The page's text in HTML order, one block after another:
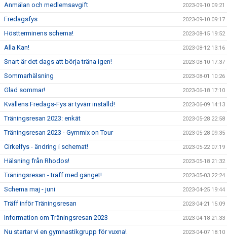
Anmälan och medlemsavgift 2023-09-10 09:21
Fredagsfys 2023-09-10 09:17
Höstterminens schema! 2023-08-15 19:52
Alla Kan! 2023-08-12 13:16
Snart är det dags att börja träna igen! 2023-08-10 17:37
Sommarhälsning 2023-08-01 10:26
Glad sommar! 2023-06-18 17:10
Kvällens Fredags-Fys är tyvärr inställd! 2023-06-09 14:13
Träningsresan 2023: enkät 2023-05-28 22:58
Träningsresan 2023 - Gymmix on Tour 2023-05-28 09:35
Cirkelfys - ändring i schemat! 2023-05-22 07:19
Hälsning från Rhodos! 2023-05-18 21:32
Träningsresan - träff med gänget! 2023-05-03 22:24
Schema maj - juni 2023-04-25 19:44
Träff inför Träningsresan 2023-04-21 15:09
Information om Träningsresan 2023 2023-04-18 21:33
Nu startar vi en gymnastikgrupp för vuxna! 2023-04-07 18:10